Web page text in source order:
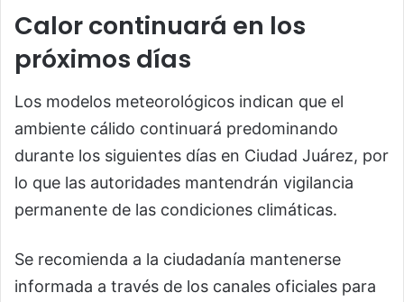
Calor continuará en los
próximos días
Los modelos meteorológicos indican que el
ambiente cálido continuará predominando
durante los siguientes días en Ciudad Juárez, por
lo que las autoridades mantendrán vigilancia
permanente de las condiciones climáticas.
Se recomienda a la ciudadanía mantenerse
informada a través de los canales oficiales para